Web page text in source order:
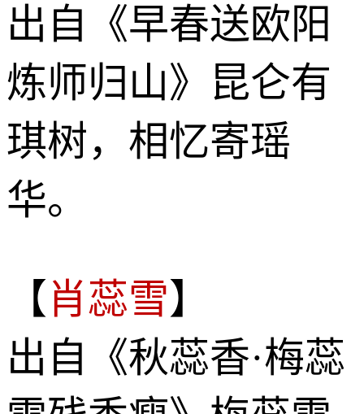
出自《早春送欧阳
炼师归山》昆仑有
琪树，相忆寄瑶
华。
【 肖蕊雪】
出自《秋蕊香·梅蕊